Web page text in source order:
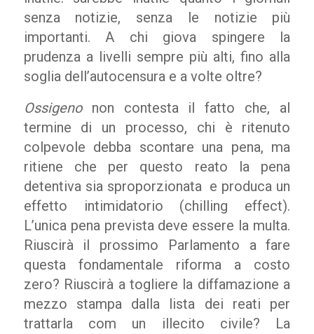
senza notizie, senza le notizie più
importanti. A chi giova spingere la
prudenza a livelli sempre più alti, fino alla
soglia dell’autocensura e a volte oltre?
Ossigenonon contesta il fatto che, al
termine di un processo, chi è ritenuto
colpevole debba scontare una pena, ma
ritiene che per questo reato la pena
detentiva sia sproporzionata e produca un
effetto intimidatorio (chilling effect).
L’unica pena prevista deve essere la multa.
Riuscirà il prossimo Parlamento a fare
questa fondamentale riforma a costo
zero? Riuscirà a togliere la diffamazione a
mezzo stampa dalla lista dei reati per
trattarla com un illecito civile? La